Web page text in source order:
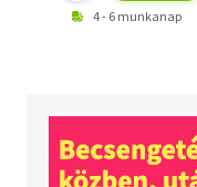
4 - 6 munkanap